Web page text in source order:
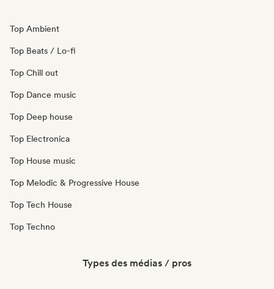
Top Ambient
Top Beats / Lo-fi
Top Chill out
Top Dance music
Top Deep house
Top Electronica
Top House music
Top Melodic & Progressive House
Top Tech House
Top Techno
Types des médias / pros